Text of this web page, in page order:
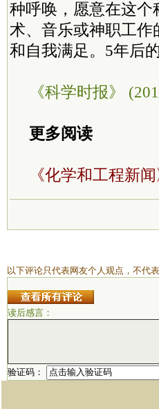
种呼唤，愿意在这
术、音乐或神职工
和自我满足。5年后
《科学时报》
更多阅读
《化学和工程新
以下评论只代表网友个人观点，不代
读后感言：
验证码：